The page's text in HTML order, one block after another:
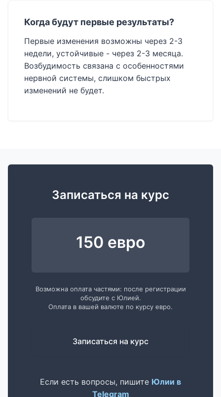
Когда будут первые результаты?
Первые изменения возможны через 2-3
недели, устойчивые - через 2-3 месяца.
Возбудимость связана с особенностями
нервной системы, слишком быстрых
изменений не будет.
Записаться на курс
150 евро
Возможна оплата частями: после регистрации
обсудите с Юлией.
Оплата в вашей валюте по курсу евро.
Записаться на курс
Если есть вопросы, пишите Юлии в
Telegram